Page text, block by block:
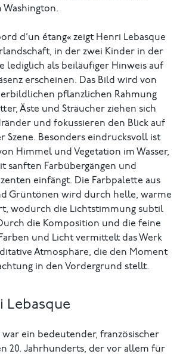
d’un étang« zeigt Henri Lebasque
in der zwei Kinder in der
lediglich als beiläufiger Hinweis auf
erscheinen. Das Bild wird von
pflanzlichen Rahmung
Äste und Sträucher ziehen sich
und fokussieren den Blick auf
Szene. Besonders eindrucksvoll ist
Himmel und Vegetation im Wasser,
sanften Farbübergängen und
einfängt. Die Farbpalette aus
Grüntönen wird durch helle, warme
wodurch die Lichtstimmung subtil
die Komposition und die feine
und Licht vermittelt das Werk
Atmosphäre, die den Moment
in den Vordergrund stellt.
Lebasque
war ein bedeutender, französischer
20. Jahrhunderts, der vor allem für